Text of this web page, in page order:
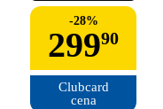
-28%
29990
Clubcard
cena